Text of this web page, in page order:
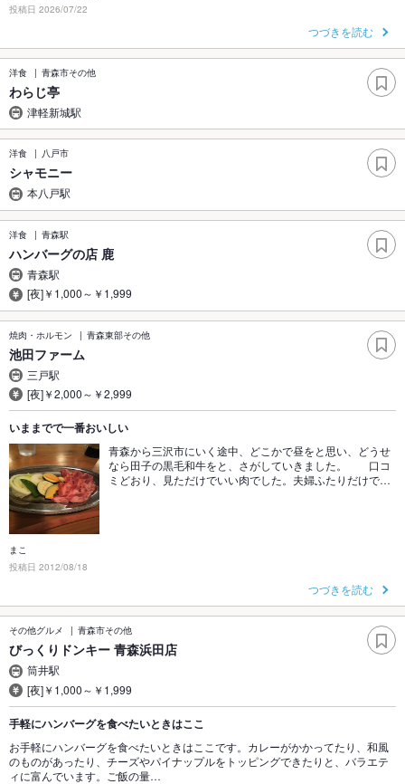
投稿日 2026/07/22
つづきを読む
洋食 青森市その他
わらじ亭
津軽新城駅
洋食 八戸市
シャモニー
本八戸駅
洋食 青森駅
ハンバーグの店 鹿
青森駅
[夜]￥1,000～￥1,999
焼肉・ホルモン 青森東部その他
池田ファーム
三戸駅
[夜]￥2,000～￥2,999
いままでで一番おいしい
青森から三沢市にいく途中、どこかで昼をと思い、どうせ
なら田子の黒毛和牛をと、さがしていきました。 口コ
ミどおり、見ただけでいい肉でした。夫婦ふたりだけで…
まこ
投稿日 2012/08/18
つづきを読む
その他グルメ 青森市その他
びっくりドンキー 青森浜田店
筒井駅
[夜]￥1,000～￥1,999
手軽にハンバーグを食べたいときはここ
お手軽にハンバーグを食べたいときはここです。カレーがかかってたり、和風
のものがあったり、チーズやパイナップルをトッピングできたりと、バラエテ
ィに富んでいます。ご飯の量…